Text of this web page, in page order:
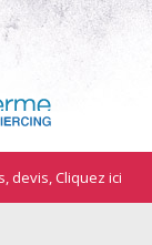
devis, Cliquez ici